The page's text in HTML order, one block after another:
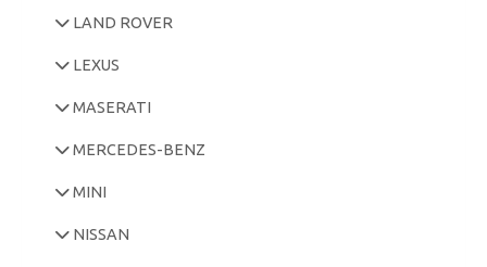
LAND ROVER
LEXUS
MASERATI
MERCEDES-BENZ
MINI
NISSAN